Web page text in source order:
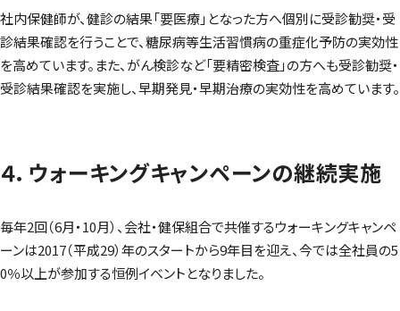
社内保健師が、健診の結果「要医療」となった方へ個別に受診勧奨・受
診結果確認を行うことで、糖尿病等生活習慣病の重症化予防の実効性
を高めています。また、がん検診など「要精密検査」の方へも受診勧奨・
受診結果確認を実施し、早期発見・早期治療の実効性を高めています。
４．ウォーキングキャンペーンの継続実施
毎年2回（6月・10月）、会社・健保組合で共催するウォーキングキャンペ
ーンは2017（平成29）年のスタートから9年目を迎え、今では全社員の5
0％以上が参加する恒例イベントとなりました。